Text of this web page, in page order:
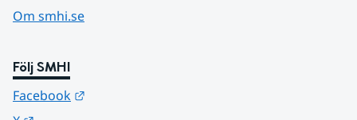
Om smhi.se
Följ SMHI
Facebook